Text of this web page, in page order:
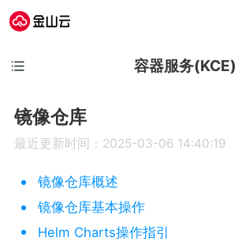
容器服务(KCE)
镜像仓库
最近更新时间：2025-03-06 14:40:19
镜像仓库概述
镜像仓库基本操作
Helm Charts操作指引